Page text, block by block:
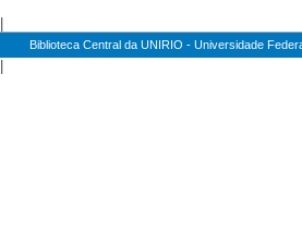
Biblioteca Central da UNIRIO - Universidade